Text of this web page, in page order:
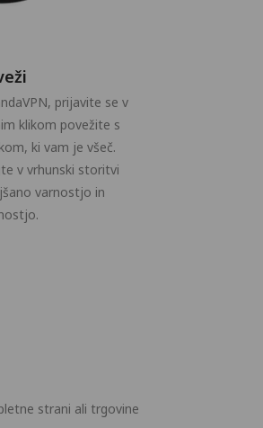
prijavite se v
klikom povežite s
ki vam je všeč.
v vrhunski storitvi
varnostjo in
strani ali trgovine